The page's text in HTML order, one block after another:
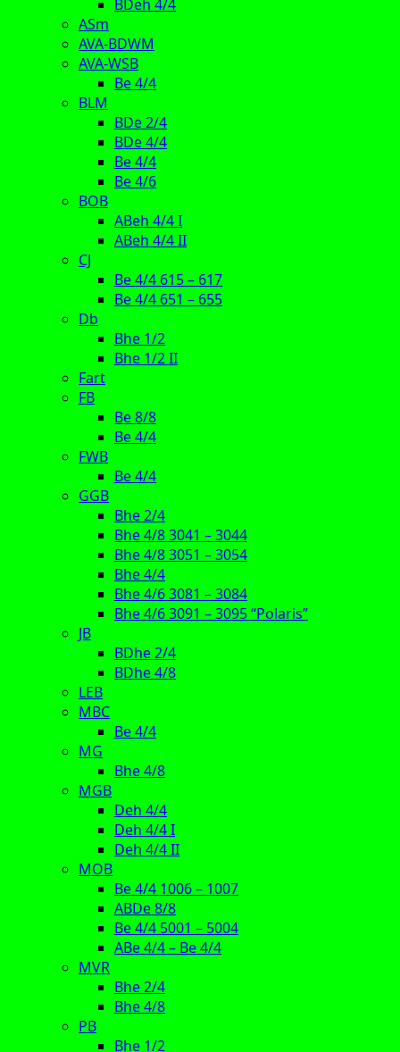
BDeh 4/4
ASm
AVA-BDWM
AVA-WSB
Be 4/4
BLM
BDe 2/4
BDe 4/4
Be 4/4
Be 4/6
BOB
ABeh 4/4 I
ABeh 4/4 II
CJ
Be 4/4 615 – 617
Be 4/4 651 – 655
Db
Bhe 1/2
Bhe 1/2 II
Fart
FB
Be 8/8
Be 4/4
FWB
Be 4/4
GGB
Bhe 2/4
Bhe 4/8 3041 – 3044
Bhe 4/8 3051 – 3054
Bhe 4/4
Bhe 4/6 3081 – 3084
Bhe 4/6 3091 – 3095 “Polaris”
JB
BDhe 2/4
BDhe 4/8
LEB
MBC
Be 4/4
MG
Bhe 4/8
MGB
Deh 4/4
Deh 4/4 I
Deh 4/4 II
MOB
Be 4/4 1006 – 1007
ABDe 8/8
Be 4/4 5001 – 5004
ABe 4/4 – Be 4/4
MVR
Bhe 2/4
Bhe 4/8
PB
Bhe 1/2